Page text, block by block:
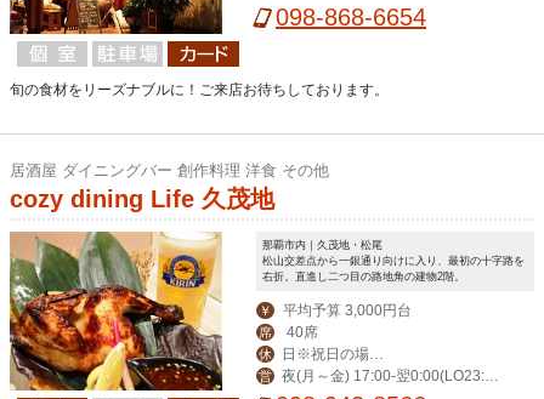
土15:00-翌1:00
098-868-6654
旬の食材をリーズナブルに！ご来店お待ちしております。
居酒屋 ダイニングバー 創作料理 洋食 その他
cozy dining Life 久茂地
那覇市内｜久茂地・松尾
松山交差点から一銀通り向けに入り、最初の十字路を
右折。直進し二つ目の路地角の建物2階。
￥ 平均予算 3,000円台
席 40席
休
営業。月曜振替休。
営
夜(月～金) 17:00-翌0:00(LO23:3